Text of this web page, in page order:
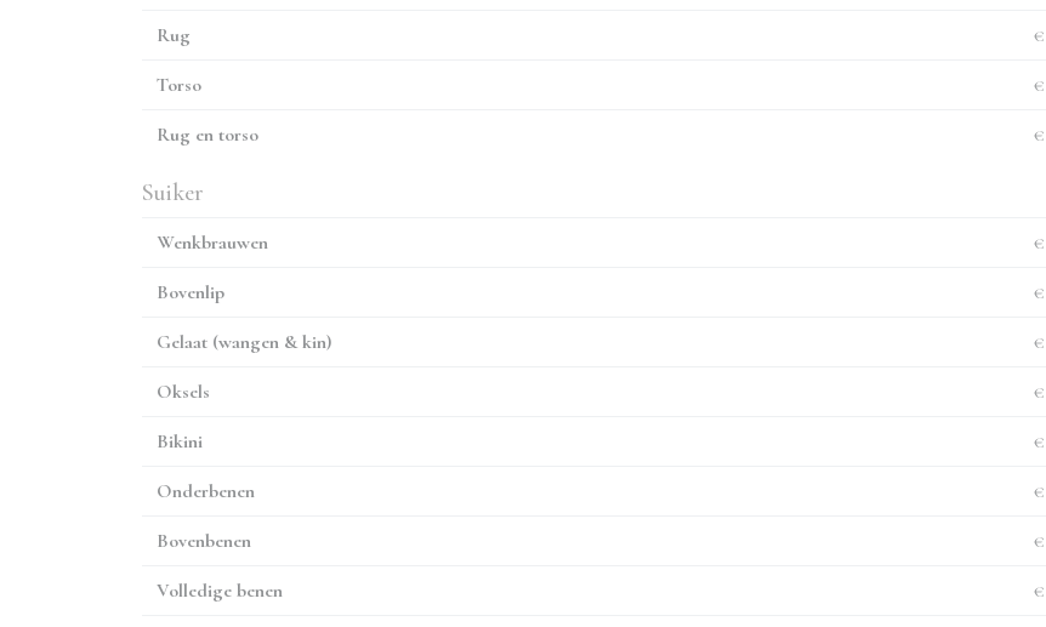
Rug
Torso
Rug en torso
Suiker
Wenkbrauwen
Bovenlip
Gelaat (wangen & kin)
Oksels
Bikini
Onderbenen
Bovenbenen
Volledige benen